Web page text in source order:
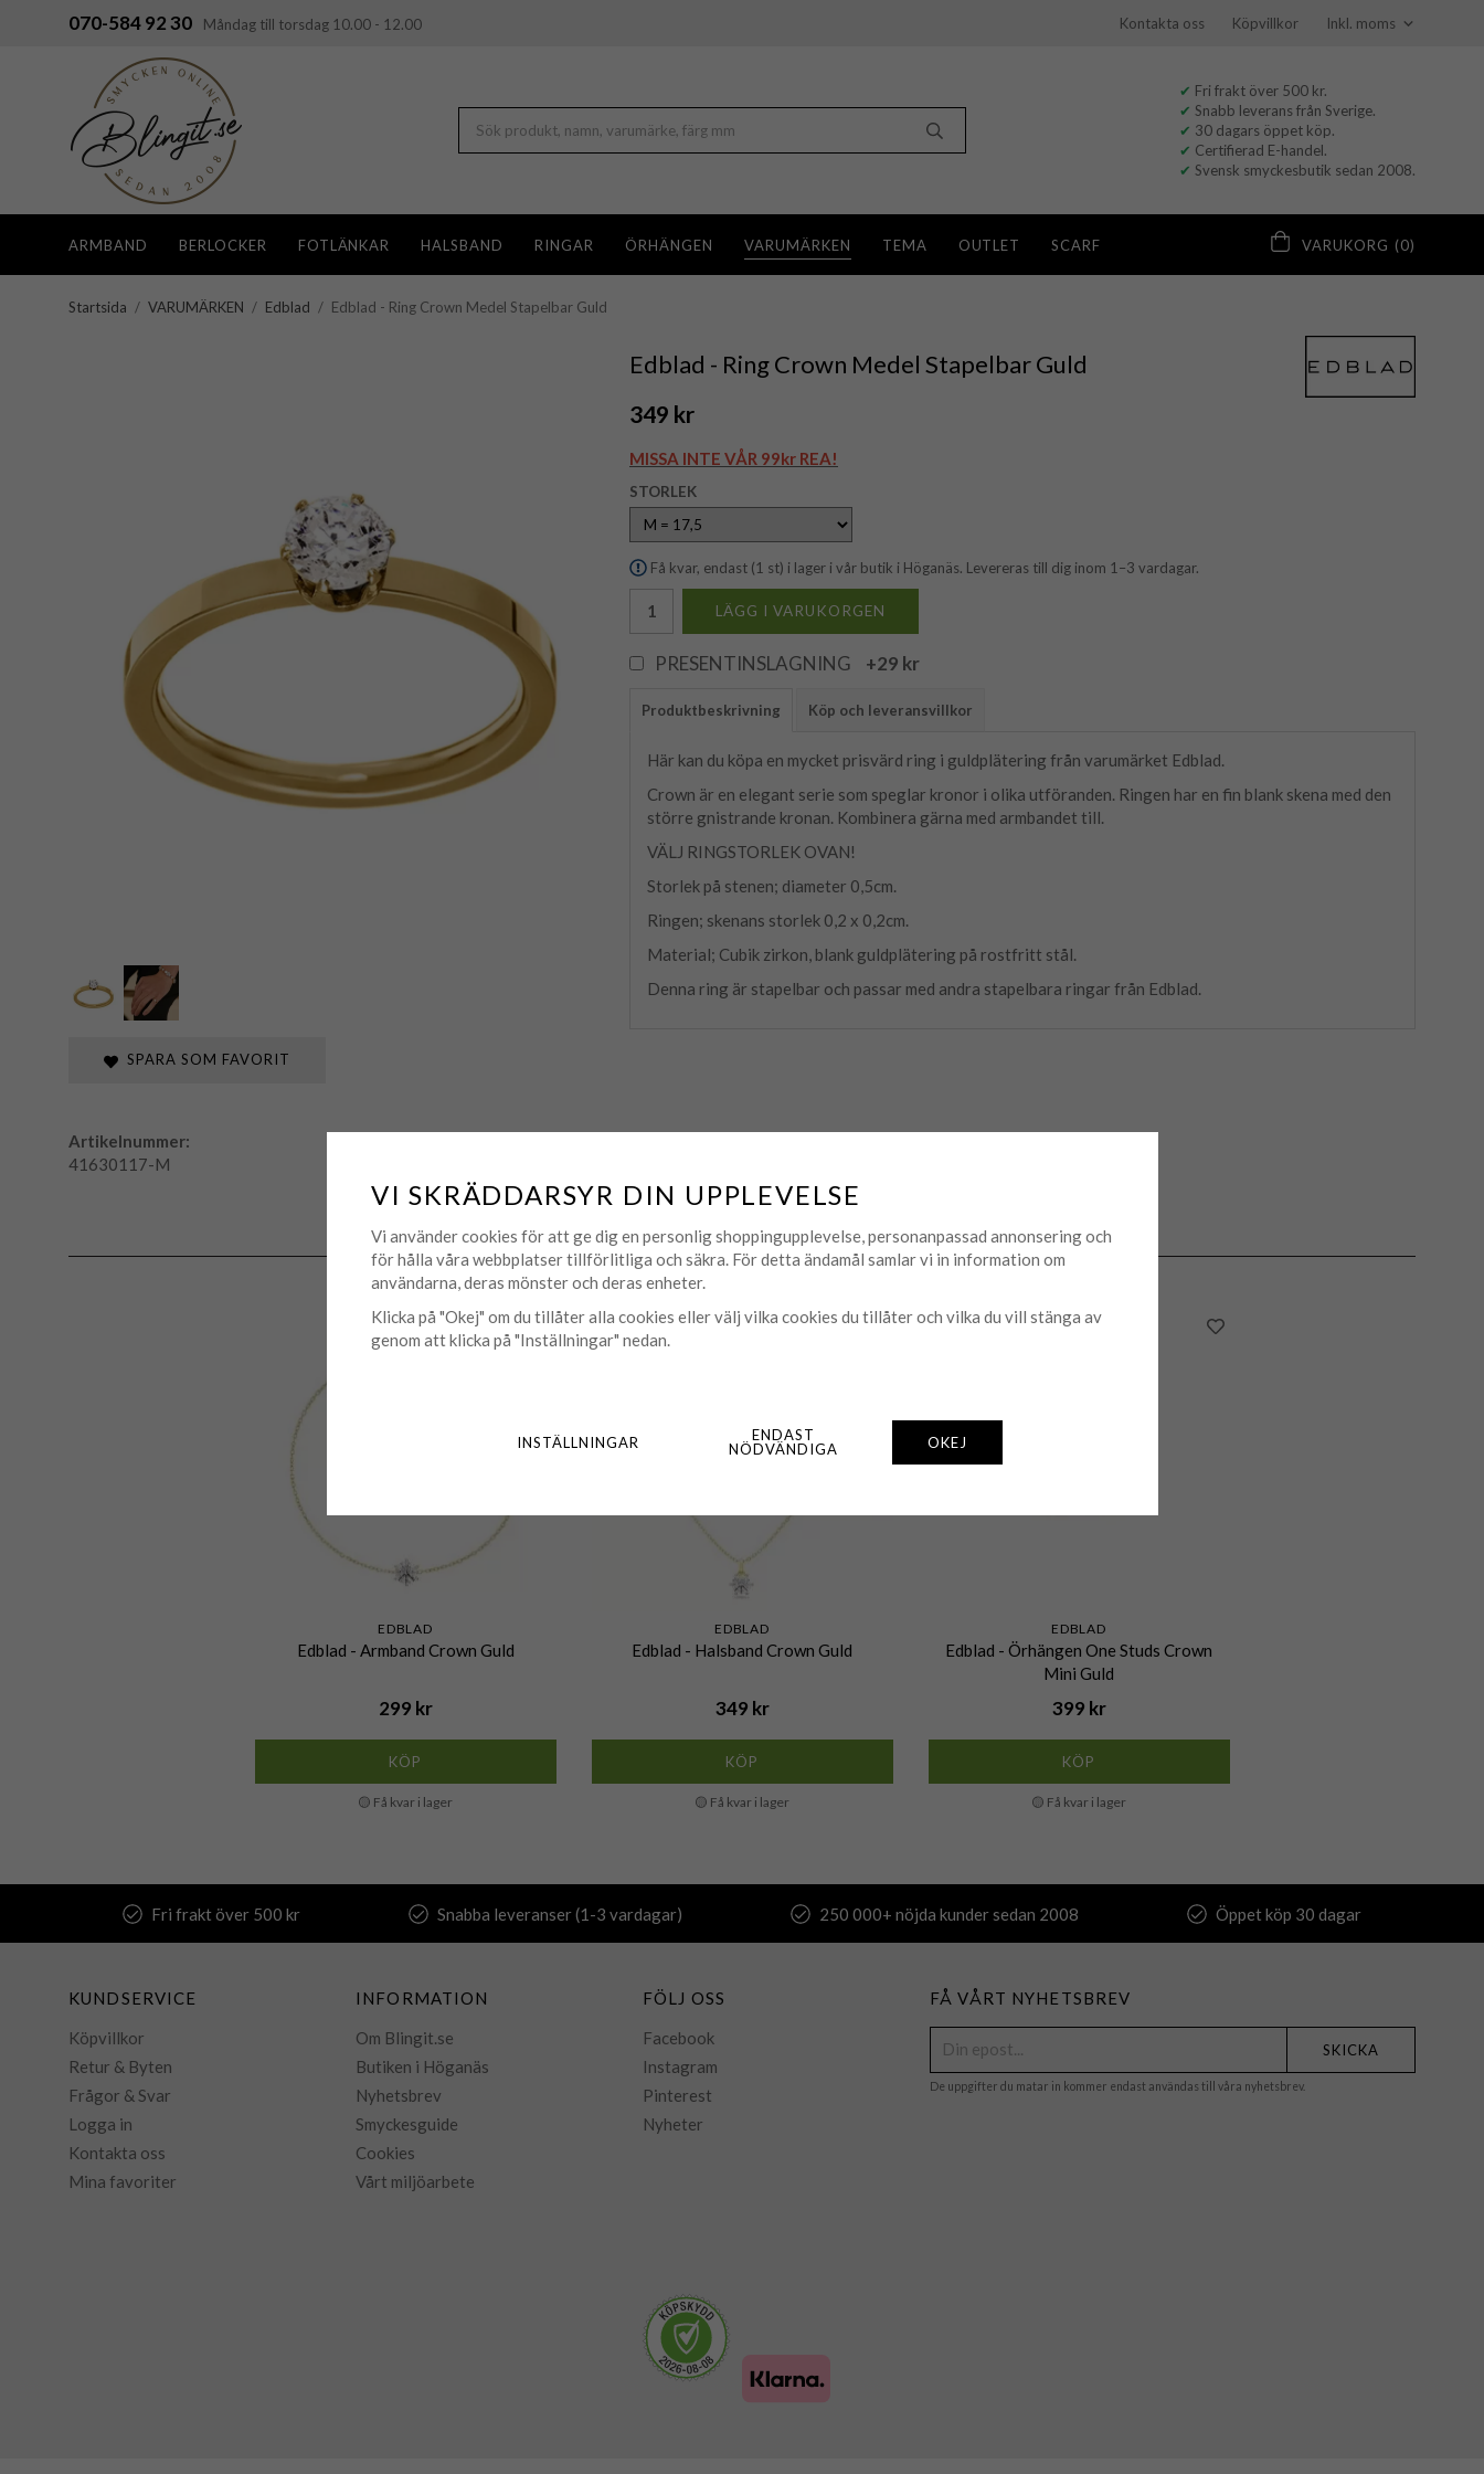
070-584 92 30 Måndag till torsdag 10.00 - 12.00 Kontakta oss Köpvillkor
✔ Fri frakt över 500 kr.
✔ Snabb leverans från Sverige.
✔ 30 dagars öppet köp.
✔ Certifierad E-handel.
✔ Svensk smyckesbutik sedan 2008.
ARMBAND BERLOCKER FOTLÄNKAR HALSBAND RINGAR ÖRHÄNGEN VARUMÄRKEN TEMA OUTLET SCARF VARUKORG (0)
Startsida / VARUMÄRKEN / Edblad / Edblad - Ring Crown Medel Stapelbar Guld
Edblad - Ring Crown Medel Stapelbar Guld
349 kr
MISSA INTE VÅR 99kr REA!
STORLEK
Få kvar, endast (1 st) i lager i vår butik i Höganäs. Levereras till dig inom 1–3 vardagar.
LÄGG I VARUKORGEN
PRESENTINSLAGNING +29 kr
Produktbeskrivning Köp och leveransvillkor
Här kan du köpa en mycket prisvärd ring i guldplätering från varumärket Edblad.
Crown är en elegant serie som speglar kronor i olika utföranden. Ringen har en fin blank skena med den
större gnistrande kronan. Kombinera gärna med armbandet till.
VÄLJ RINGSTORLEK OVAN!
Storlek på stenen; diameter 0,5cm.
Ringen; skenans storlek 0,2 x 0,2cm.
Material; Cubik zirkon, blank guldplätering på rostfritt stål.
Denna ring är stapelbar och passar med andra stapelbara ringar från Edblad. ​
SPARA SOM FAVORIT
Artikelnummer:
41630117-M
MATCHA MED
EDBLAD
Edblad - Armband Crown Guld
299 kr
KÖP
🟡 Få kvar i lager
EDBLAD
Edblad - Halsband Crown Guld
349 kr
KÖP
🟡 Få kvar i lager
EDBLAD
Edblad - Örhängen One Studs Crown
Mini Guld
399 kr
KÖP
🟡 Få kvar i lager
Fri frakt över 500 kr Snabba leveranser (1-3 vardagar) 250 000+ nöjda kunder sedan 2008 Öppet köp 30 dagar
KUNDSERVICE
Köpvillkor
Retur & Byten
Frågor & Svar
Logga in
Kontakta oss
Mina favoriter
INFORMATION
Om Blingit.se
Butiken i Höganäs
Nyhetsbrev
Smyckesguide
Cookies
Vårt miljöarbete
FÖLJ OSS
Facebook
Instagram
Pinterest
Nyheter
FÅ VÅRT NYHETSBREV
SKICKA
De uppgifter du matar in kommer endast användas till våra nyhetsbrev.
VI SKRÄDDARSYR DIN UPPLEVELSE
Vi använder cookies för att ge dig en personlig shoppingupplevelse, personanpassad annonsering och
för hålla våra webbplatser tillförlitliga och säkra. För detta ändamål samlar vi in information om
användarna, deras mönster och deras enheter.
Klicka på "Okej" om du tillåter alla cookies eller välj vilka cookies du tillåter och vilka du vill stänga av
genom att klicka på "Inställningar" nedan.
INSTÄLLNINGAR
ENDAST
NÖDVÄNDIGA
OKEJ